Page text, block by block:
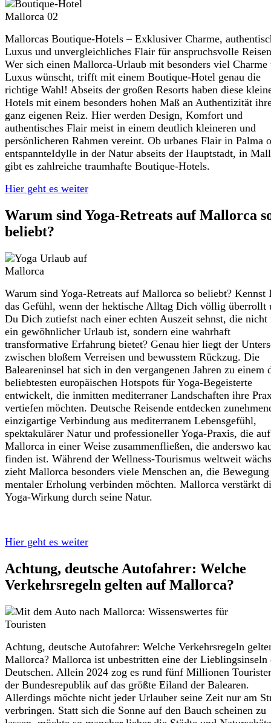
Mallorcas Boutique-Hotels – Exklusiver Charme,
Luxus und unvergleichliches Flair für anspruchsvolle
Wer sich einen Mallorca-Urlaub mit besonders viel Charme
Luxus wünscht, trifft mit einem Boutique-Hotel genau die
richtige Wahl! Abseits der großen Resorts haben diese
Hotels mit einem besonders hohen Maß an Authentizität
ganz eigenen Reiz. Hier werden Design, Komfort und
authentisches Flair meist in einem deutlich kleineren und
persönlicheren Rahmen vereint. Ob urbanes Flair in Palma
entspannteIdylle in der Natur abseits der Hauptstadt, in
gibt es zahlreiche traumhafte Boutique-Hotels.
Hier geht es weiter
Warum sind Yoga-Retreats auf Mallorca
beliebt?
Warum sind Yoga-Retreats auf Mallorca so beliebt? Kennst
das Gefühl, wenn der hektische Alltag Dich völlig überrollt
Du Dich zutiefst nach einer echten Auszeit sehnst, die nicht
ein gewöhnlicher Urlaub ist, sondern eine wahrhaft
transformative Erfahrung bietet? Genau hier liegt der
zwischen bloßem Verreisen und bewusstem Rückzug. Die
Baleareninsel hat sich in den vergangenen Jahren zu einem
beliebtesten europäischen Hotspots für Yoga-Begeisterte
entwickelt, die inmitten mediterraner Landschaften ihre
vertiefen möchten. Deutsche Reisende entdecken
einzigartige Verbindung aus mediterranem Lebensgefühl,
spektakulärer Natur und professioneller Yoga-Praxis, die auf
Mallorca in einer Weise zusammenfließen, die anderswo
finden ist. Während der Wellness-Tourismus weltweit
zieht Mallorca besonders viele Menschen an, die
mentaler Erholung verbinden möchten. Mallorca verstärkt
Yoga-Wirkung durch seine Natur.
Hier geht es weiter
Achtung, deutsche Autofahrer: Welche
Verkehrsregeln gelten auf Mallorca?
Achtung, deutsche Autofahrer: Welche Verkehrsregeln
Mallorca? Mallorca ist unbestritten eine der Lieblingsinseln
Deutschen. Allein 2024 zog es rund fünf Millionen
der Bundesrepublik auf das größte Eiland der Balearen.
Allerdings möchte nicht jeder Urlauber seine Zeit nur am
verbringen. Statt sich die Sonne auf den Bauch scheinen zu